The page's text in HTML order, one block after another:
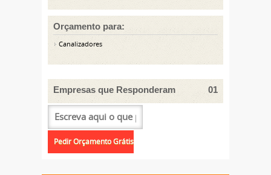
Orçamento para:
Canalizadores
Empresas que Responderam 01